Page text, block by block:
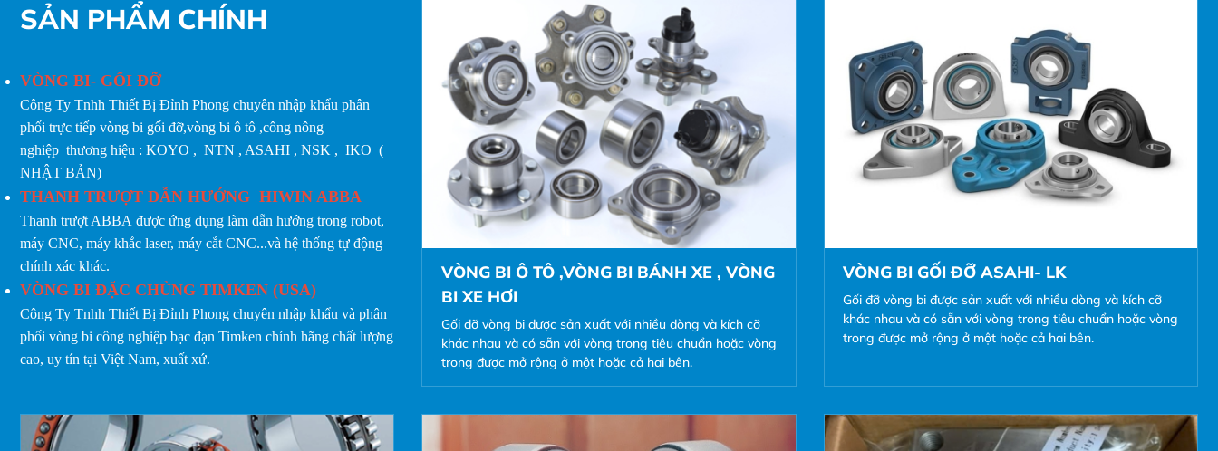
SẢN PHẨM CHÍNH
VÒNG BI- GỐI ĐỠ
Công Ty Tnhh Thiết Bị Đỉnh Phong chuyên nhập khẩu phân
phối trực tiếp vòng bi gối đỡ,vòng bi ô tô ,công nông
nghiệp thương hiệu : KOYO , NTN , ASAHI , NSK , IKO (
NHẬT BẢN)
THANH TRƯỢT DẪN HƯỚNG HIWIN ABBA
Thanh trượt ABBA được ứng dụng làm dẫn hướng trong robot,
máy CNC, máy khắc laser, máy cắt CNC...và hệ thống tự động
chính xác khác.
VÒNG BI ĐẶC CHỦNG TIMKEN (USA)
Công Ty Tnhh Thiết Bị Đỉnh Phong chuyên nhập khẩu và phân
phối vòng bi công nghiệp bạc đạn Timken chính hãng chất lượng
cao, uy tín tại Việt Nam, xuất xứ.
VÒNG BI Ô TÔ ,VÒNG BI BÁNH XE , VÒNG
BI XE HƠI
Gối đỡ vòng bi được sản xuất với nhiều dòng và kích cỡ
khác nhau và có sẵn với vòng trong tiêu chuẩn hoặc vòng
trong được mở rộng ở một hoặc cả hai bên.
VÒNG BI GỐI ĐỠ ASAHI- LK
Gối đỡ vòng bi được sản xuất với nhiều dòng và kích cỡ
khác nhau và có sẵn với vòng trong tiêu chuẩn hoặc vòng
trong được mở rộng ở một hoặc cả hai bên.